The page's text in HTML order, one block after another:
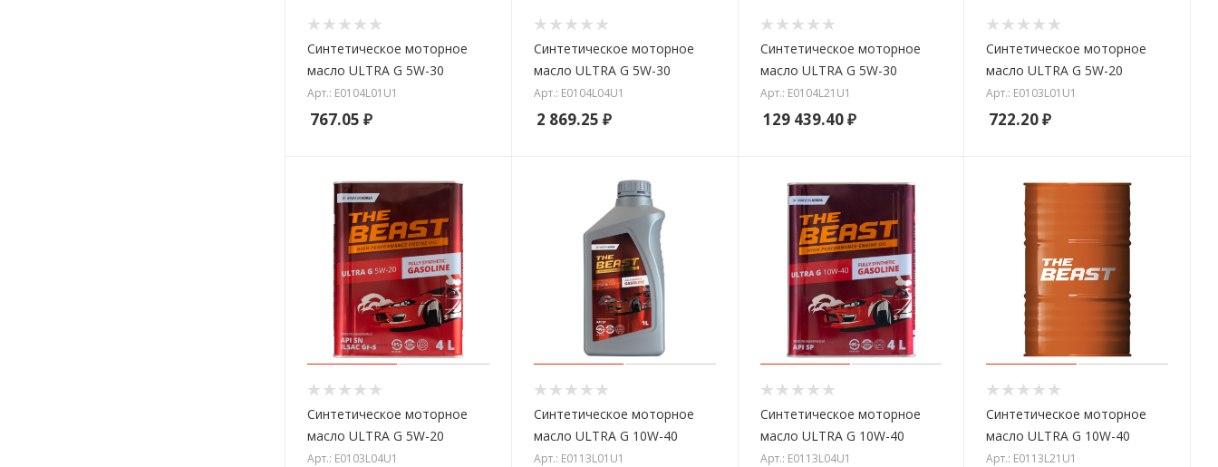
Синтетическое моторное
масло ULTRA G 5W-30
Арт.: E0104L01U1
767.05 ₽
Синтетическое моторное
масло ULTRA G 5W-30
Арт.: E0104L04U1
2 869.25 ₽
Синтетическое моторное
масло ULTRA G 5W-30
Арт.: E0104L21U1
129 439.40₽
Синтетическое моторное
масло ULTRA G 5W-20
Арт.: E0103L01U1
722.20₽
Синтетическое моторное
масло ULTRA G 5W-20
Арт.: E0103L04U1
Синтетическое моторное
масло ULTRA G 10W-40
Арт.: E0113L01U1
Синтетическое моторное
масло ULTRA G 10W-40
Арт.: E0113L04U1
Синтетическое моторное
масло ULTRA G 10W-40
Арт.: E0113L21U1